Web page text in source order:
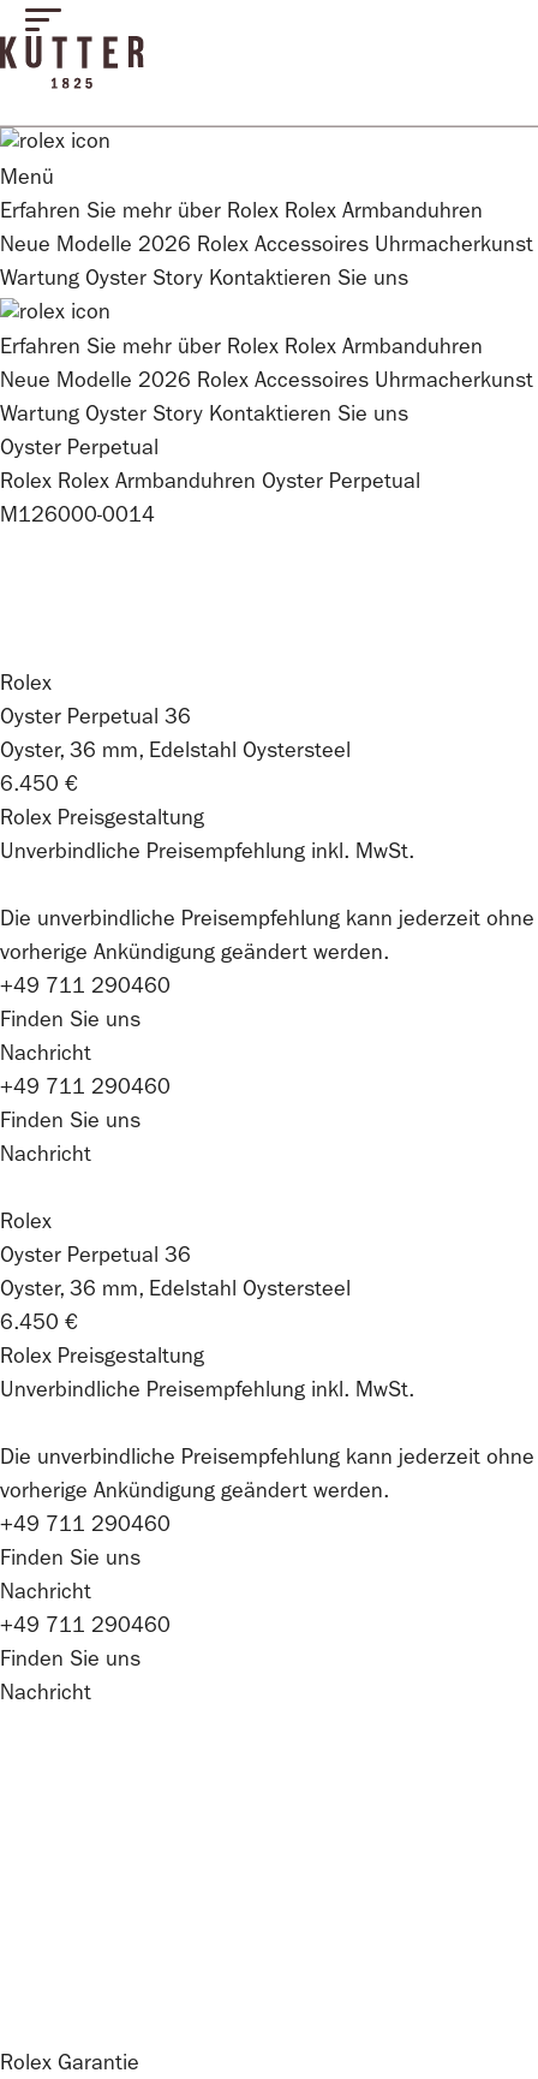
Menü
Erfahren Sie mehr über Rolex Rolex Armbanduhren
Neue Modelle 2026 Rolex Accessoires Uhrmacherkunst
Wartung Oyster Story Kontaktieren Sie uns
Erfahren Sie mehr über Rolex Rolex Armbanduhren
Neue Modelle 2026 Rolex Accessoires Uhrmacherkunst
Wartung Oyster Story Kontaktieren Sie uns
Oyster Perpetual
Rolex Rolex Armbanduhren Oyster Perpetual
M126000-0014
Rolex
Oyster Perpetual 36
Oyster, 36 mm, Edelstahl Oystersteel
6.450 €
Rolex Preisgestaltung
Unverbindliche Preisempfehlung inkl. MwSt.
Die unverbindliche Preis­empfehlung kann jederzeit ohne
vorherige Ankündigung geändert werden.
+49 711 290460
Finden Sie uns
Nachricht
+49 711 290460
Finden Sie uns
Nachricht
Rolex
Oyster Perpetual 36
Oyster, 36 mm, Edelstahl Oystersteel
6.450 €
Rolex Preisgestaltung
Unverbindliche Preisempfehlung inkl. MwSt.
Die unverbindliche Preis­empfehlung kann jederzeit ohne
vorherige Ankündigung geändert werden.
+49 711 290460
Finden Sie uns
Nachricht
+49 711 290460
Finden Sie uns
Nachricht
Rolex Garantie